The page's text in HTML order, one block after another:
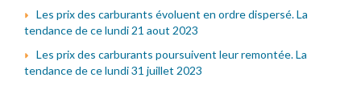
Les prix des carburants évoluent en ordre dispersé. La
tendance de ce lundi 21 aout 2023
Les prix des carburants poursuivent leur remontée. La
tendance de ce lundi 31 juillet 2023